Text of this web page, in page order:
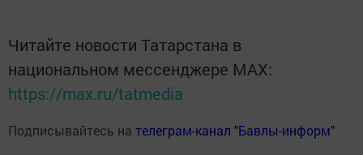
Читайте новости Татарстана в
национальном мессенджере MАХ:
https://max.ru/tatmedia
Подписывайтесь на телеграм-канал "Бавлы-информ"